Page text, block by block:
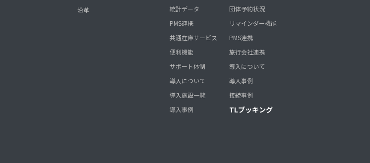
沿革
統計データ
PMS連携
共通在庫サービス
便利機能
サポート体制
導入について
導入施設一覧
導入事例
団体予約状況
リマインダー機能
PMS連携
旅行会社連携
導入について
導入事例
接続事例
TLブッキング